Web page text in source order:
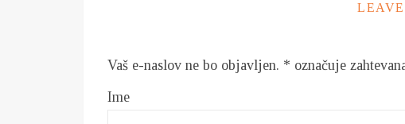
Vaš e-naslov ne bo objavljen. * označuje
Ime